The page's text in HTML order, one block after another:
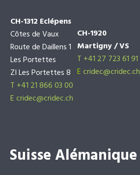
CH-1312 Eclépens
Côtes de Vaux
Route de Daillens 1
Les Portettes
ZI Les Portettes 8
T +41 21 866 03 00
Ecridec@cridec.ch
CH-1920
Martigny / VS
T +41 27 723 61 91
Ecridec@cridec.ch
Suisse Alémanique